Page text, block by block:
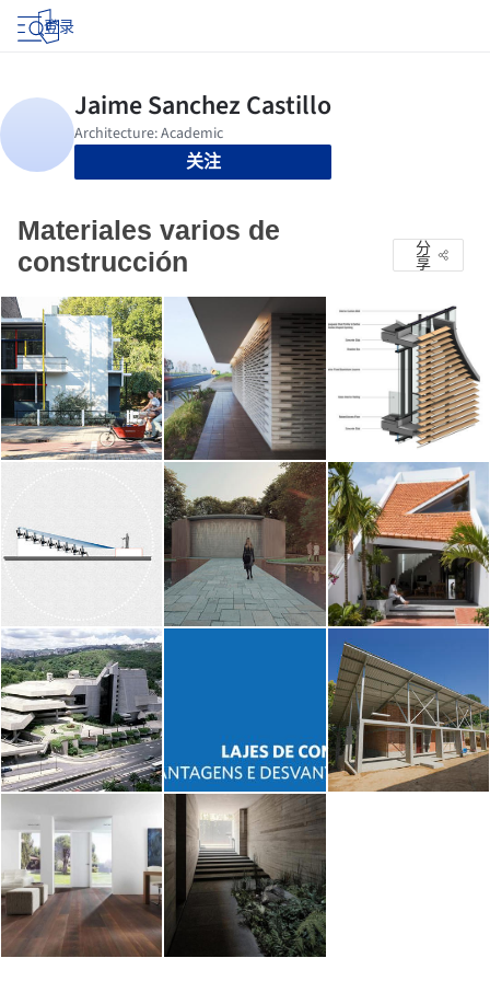
登录
关注
Materiales varios de
construcción
分
享